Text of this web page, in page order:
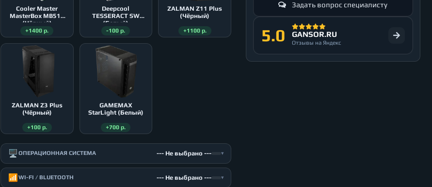
Cooler Master
MasterBox MB511
(Чёрный)
+1400 р.
Deepcool
TESSERACT SW
(Белый)
-100 р.
ZALMAN Z11 Plus
(Чёрный)
+1100 р.
ZALMAN Z3 Plus
(Чёрный)
+100 р.
GAMEMAX
StarLight (Белый)
+700 р.
🖥️ ОПЕРАЦИОННАЯ СИСТЕМА --- Не выбрано --- ▾
📶 WI-FI / BLUETOOTH --- Не выбрано --- ▾
Задать вопрос специалисту
5.0 GANSOR.RU
Отзывы на Яндекс